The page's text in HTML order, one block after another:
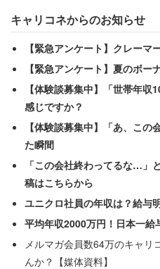
キャリコネからのお知らせ
【緊急アンケート】クレーマ
【緊急アンケート】夏のボー
【体験談募集中】「世帯年
感じですか？
【体験談募集中】「あ、こ
た瞬間
「この会社終わってるな…
稿はこちらから
ユニクロ社員の年収は？給与
平均年収2000万円！日本一給
メルマガ会員数64万のキャ
んか？【媒体資料】